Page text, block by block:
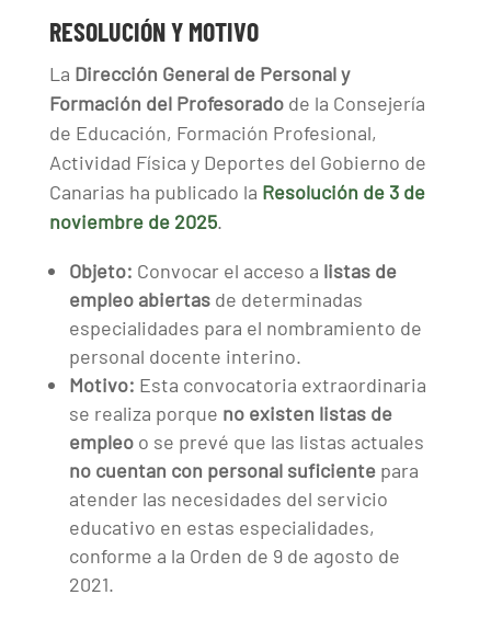
RESOLUCIÓN Y MOTIVO
La Dirección General de Personal y
Formación del Profesoradode la Consejería
de Educación, Formación Profesional,
Actividad Física y Deportes del Gobierno de
Canarias ha publicado la Resolución de 3 de
noviembre de 2025.
Objeto: Convocar el acceso a listas de
empleo abiertasde determinadas
especialidades para el nombramiento de
personal docente interino.
Motivo: Esta convocatoria extraordinaria
se realiza porque no existen listas de
empleoo se prevé que las listas actuales
no cuentan con personal suficientepara
atender las necesidades del servicio
educativo en estas especialidades,
conforme a la Orden de 9 de agosto de
2021.